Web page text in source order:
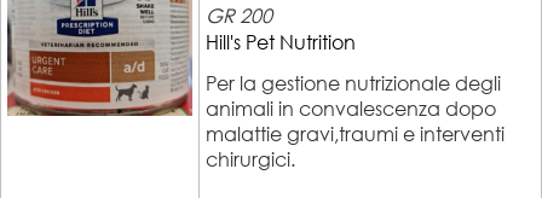
GR 200
Hill's Pet Nutrition
Per la gestione nutrizionale degli
animali in convalescenza dopo
malattie gravi,traumi e interventi
chirurgici.